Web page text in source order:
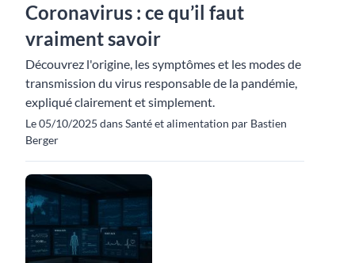
Coronavirus : ce qu’il faut
vraiment savoir
Découvrez l'origine, les symptômes et les modes de
transmission du virus responsable de la pandémie,
expliqué clairement et simplement.
Le 05/10/2025 dans Santé et alimentation par Bastien
Berger